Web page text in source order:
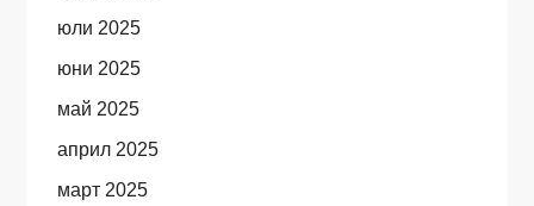
юли 2025
юни 2025
май 2025
април 2025
март 2025